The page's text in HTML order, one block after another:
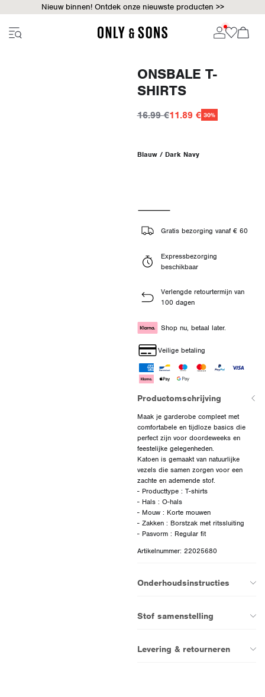
Nieuw binnen! Ontdek onze nieuwste producten >>
ONSBALE T-
SHIRTS
16.99 €11.89 € 30%
Blauw / Dark Navy
Gratis bezorging vanaf € 60
Expressbezorging
beschikbaar
Verlengde retourtermijn van
100 dagen
Shop nu, betaal later.
Veilige betaling
Productomschrijving
Maak je garderobe compleet met
comfortabele en tijdloze basics die
perfect zijn voor doordeweeks en
feestelijke gelegenheden.
Katoen is gemaakt van natuurlijke
vezels die samen zorgen voor een
zachte en ademende stof.
- Producttype : T-shirts
- Hals : O-hals
- Mouw : Korte mouwen
- Zakken : Borstzak met ritssluiting
- Pasvorm : Regular fit
Artikelnummer: 22025680
Onderhoudsinstructies
Stof samenstelling
Levering & retourneren